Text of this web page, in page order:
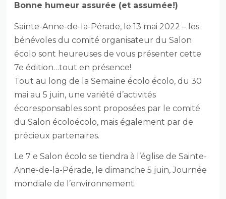
Bonne humeur assurée (et assumée!)
Sainte-Anne-de-la-Pérade, le 13 mai 2022 – les
bénévoles du comité organisateur du Salon
écolo sont heureuses de vous présenter cette
7e édition…tout en présence!
Tout au long de la Semaine écolo écolo, du 30
mai au 5 juin, une variété d’activités
écoresponsables sont proposées par le comité
du Salon écoloécolo, mais également par de
précieux partenaires.
Le 7 e Salon écolo se tiendra à l’église de Sainte-
Anne-de-la-Pérade, le dimanche 5 juin, Journée
mondiale de l’environnement.